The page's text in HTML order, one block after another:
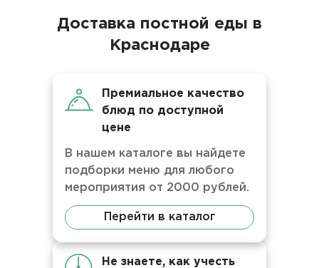
Доставка постной еды в
Краснодаре
Премиальное качество
блюд по доступной
цене
В нашем каталоге вы найдете
подборки меню для любого
мероприятия от 2000 рублей.
Перейти в каталог
Не знаете, как учесть